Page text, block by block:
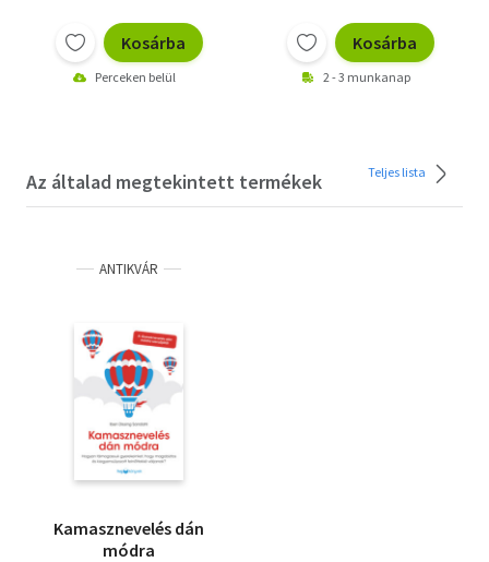
Kosárba
Perceken belül
Kosárba
2 - 3 munkanap
Az általad megtekintett termékek Teljes lista
ANTIKVÁR
Kamasznevelés dán
módra